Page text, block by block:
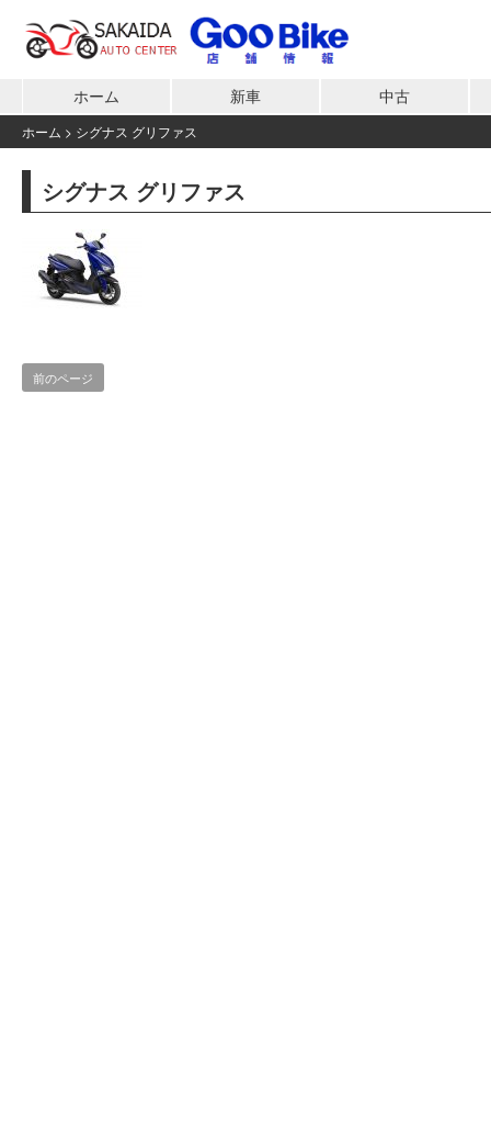
ホーム 新車 中古
ホーム > シグナス グリファス
シグナス グリファス
前のページ